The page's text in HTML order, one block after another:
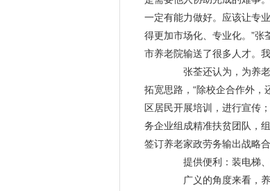
一定有能力做好。应该让专
得更加市场化、专业化。”张
市养老院输送了很多人才。
张荃还认为，为养老
拓宽思路，“除校企合作外
区居民开展培训，进行宣传
务企业组成精准扶贫团队，
签订养老家政劳务输出战略
提供便利：装电梯、
广义的角度来看，养